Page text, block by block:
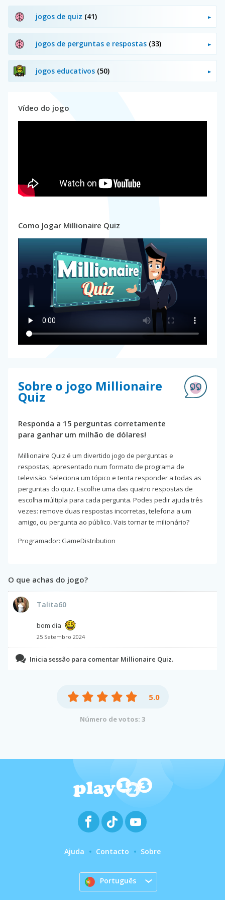
jogos de quiz (41)
jogos de perguntas e respostas (33)
jogos educativos (50)
Vídeo do jogo
Como Jogar Millionaire Quiz
Sobre o jogo Millionaire
Quiz
Responda a 15 perguntas corretamente
para ganhar um milhão de dólares!
Millionaire Quiz é um divertido jogo de perguntas e
respostas, apresentado num formato de programa de
televisão. Seleciona um tópico e tenta responder a todas as
perguntas do quiz. Escolhe uma das quatro respostas de
escolha múltipla para cada pergunta. Podes pedir ajuda três
vezes: remove duas respostas incorretas, telefona a um
amigo, ou pergunta ao público. Vais tornar te milionário?
Programador: GameDistribution
O que achas do jogo?
Talita60
bom dia
25 Setembro 2024
Inicia sessão para comentar Millionaire Quiz.
5.0
Número de votos: 3
Ajuda Contacto Sobre
Português